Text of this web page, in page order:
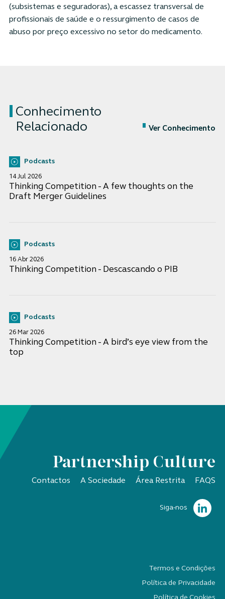
(subsistemas e seguradoras), a escassez transversal de
profissionais de saúde e o ressurgimento de casos de
abuso por preço excessivo no setor do medicamento.
Conhecimento
Relacionado
Ver Conhecimento
Podcasts
14 Jul 2026
Thinking Competition - A few thoughts on the
Draft Merger Guidelines
Podcasts
16 Abr 2026
Thinking Competition - Descascando o PIB
Podcasts
26 Mar 2026
Thinking Competition - A bird’s eye view from the
top
Partnership Culture
Contactos A Sociedade Área Restrita FAQS
Siga-nos
Termos e Condições
Política de Privacidade